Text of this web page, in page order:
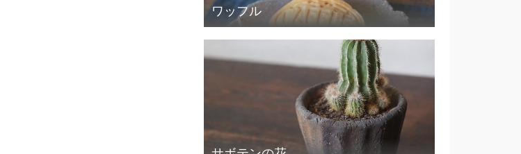
ワッフル